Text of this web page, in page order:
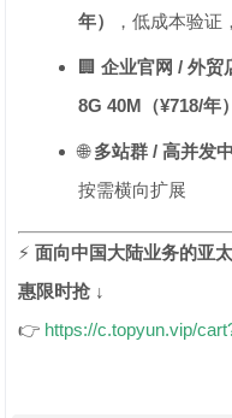
年）
，低成本验证
🏢企业官网 / 外贸
8G 40M（¥718/年）
🌐多站群 / 高并发
按需横向扩展
⚡面向中国大陆业务的亚
惠限时抢 ↓
👉 https://c.topyun.vip/